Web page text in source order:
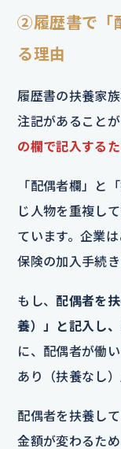
②履歴書で「
る理由
履歴書の扶養家
注記があること
の欄で記入する
「配偶者欄」と
じ人物を重複し
ています。企業
保険の加入手続
もし、配偶者を
養）」と記入し
に、配偶者が働
あり（扶養なし）
配偶者を扶養し
金額が変わるた